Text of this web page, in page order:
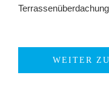
Terrassenüberdachung
WEITER